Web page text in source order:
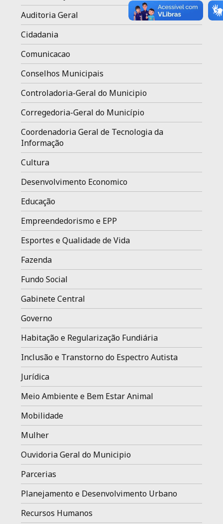
Auditoria Geral
Cidadania
Comunicacao
Conselhos Municipais
Controladoria-Geral do Municipio
Corregedoria-Geral do Município
Coordenadoria Geral de Tecnologia da
Informação
Cultura
Desenvolvimento Economico
Educação
Empreendedorismo e EPP
Esportes e Qualidade de Vida
Fazenda
Fundo Social
Gabinete Central
Governo
Habitação e Regularização Fundiária
Inclusão e Transtorno do Espectro Autista
Jurídica
Meio Ambiente e Bem Estar Animal
Mobilidade
Mulher
Ouvidoria Geral do Municipio
Parcerias
Planejamento e Desenvolvimento Urbano
Recursos Humanos